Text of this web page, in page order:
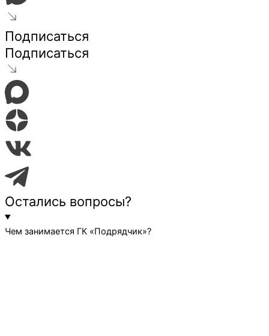
Подписаться
Подписаться
Остались вопросы?
Чем занимается ГК «Подрядчик»?